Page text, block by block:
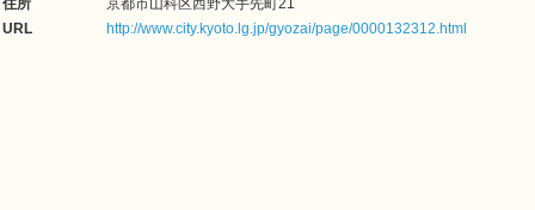
住所
京都市山科区西野大手先町21
URL
http://www.city.kyoto.lg.jp/gyozai/page/0000132312.html